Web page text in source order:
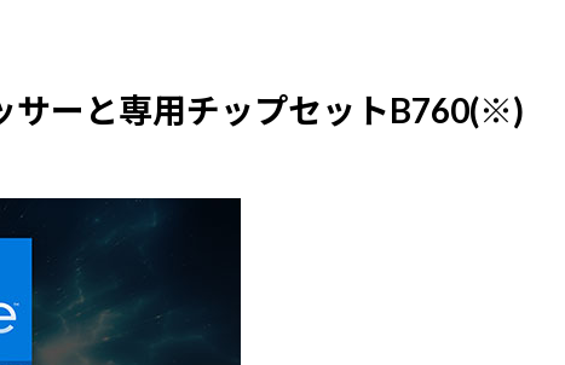
ーと専用チップセットB760(※)